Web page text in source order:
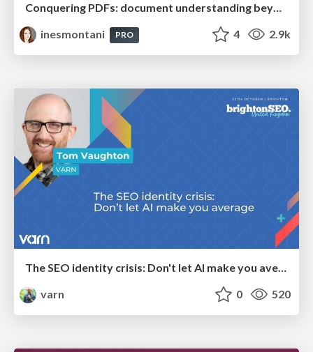
Conquering PDFs: document understanding beyond plain text
inesmontani
PRO 4 2.9k
The SEO identity crisis: Don't let AI make you average
varn
0 520